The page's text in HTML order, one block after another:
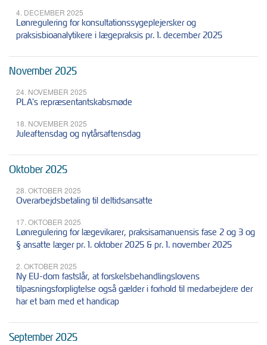
4. DECEMBER 2025
Lønregulering for konsultationssygeplejersker og
praksisbioanalytikere i lægepraksis pr. 1. december 2025
November 2025
24. NOVEMBER 2025
PLA's repræsentantskabsmøde
18. NOVEMBER 2025
Juleaftensdag og nytårsaftensdag
Oktober 2025
28. OKTOBER 2025
Overarbejdsbetaling til deltidsansatte
17. OKTOBER 2025
Lønregulering for lægevikarer, praksisamanuensis fase 2 og 3 og
§ ansatte læger pr. 1. oktober 2025 & pr. 1. november 2025
2. OKTOBER 2025
Ny EU-dom fastslår, at forskelsbehandlingslovens
tilpasningsforpligtelse også gælder i forhold til medarbejdere der
har et barn med et handicap
September 2025